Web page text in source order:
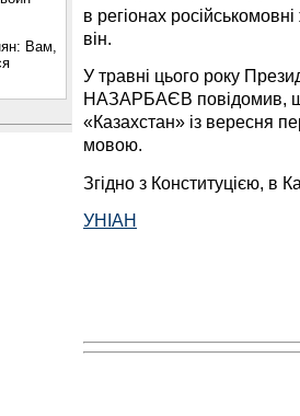
Вам,
в регіонах
він.
У травні цього року
НАЗАРБАЄВ повідомив,
«Казахстан» із вересня
мовою.
Згідно з Конституцією, в
УНІАН